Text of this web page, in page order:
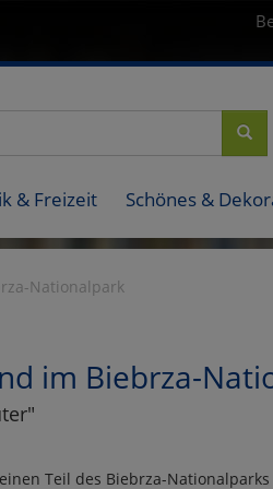
& Freizeit Schönes &
Nationalpark
im Biebrza-
Teil des Biebrza-